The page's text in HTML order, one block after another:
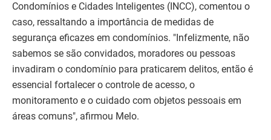
Condomínios e Cidades Inteligentes (INCC), comentou o
caso, ressaltando a importância de medidas de
segurança eficazes em condomínios. "Infelizmente, não
sabemos se são convidados, moradores ou pessoas
invadiram o condomínio para praticarem delitos, então é
essencial fortalecer o controle de acesso, o
monitoramento e o cuidado com objetos pessoais em
áreas comuns", afirmou Melo.